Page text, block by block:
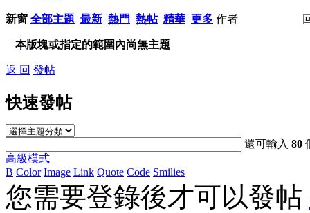
新窗 全部主題 最新 熱門 熱帖 精華 更多 作者
本版塊或指定的範圍內尚無主題
返 回 發帖
快速發帖
還可輸入80
高級模式
B Color Image Link Quote Code Smilies
您需要登錄後才可以發帖